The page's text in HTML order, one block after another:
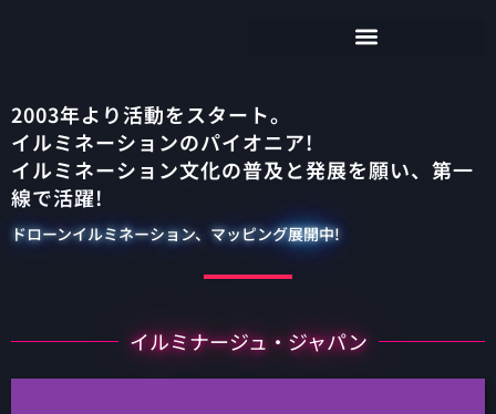
2003年より活動をスタート。
イルミネーションのパイオニア!
イルミネーション文化の普及と発展を願い、第一
線で活躍!
ドローンイルミネーション、マッピング展開中!
イルミナージュ・ジャパン